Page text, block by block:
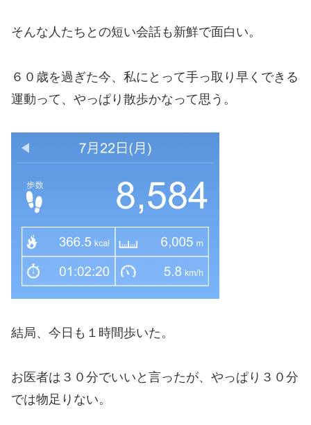
そんな人たちとの短い会話も新鮮で面白い。
６０歳を過ぎた今、私にとって手っ取り早くできる
運動って、やっぱり散歩かなって思う。
結局、今日も１時間歩いた。
お医者は３０分でいいと言ったが、やっぱり３０分
では物足りない。